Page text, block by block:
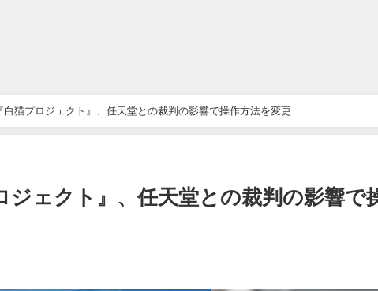
白猫プロジェクト』、任天堂との裁判の影響で操作方法を変更
ジェクト』、任天堂との裁判の影響で